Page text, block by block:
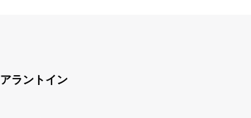
アラントイン